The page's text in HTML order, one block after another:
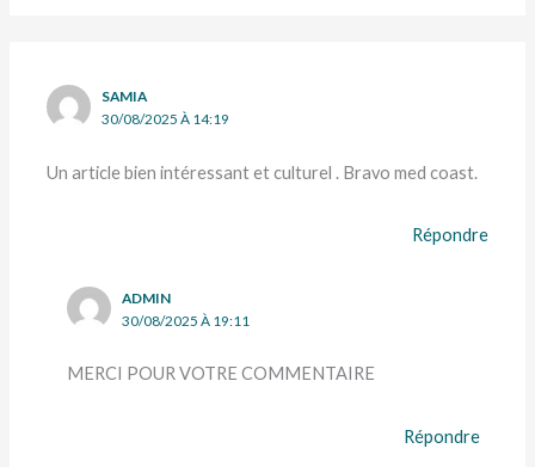
SAMIA
30/08/2025 À 14:19
Un article bien intéressant et culturel . Bravo med coast.
Répondre
ADMIN
30/08/2025 À 19:11
MERCI POUR VOTRE COMMENTAIRE
Répondre